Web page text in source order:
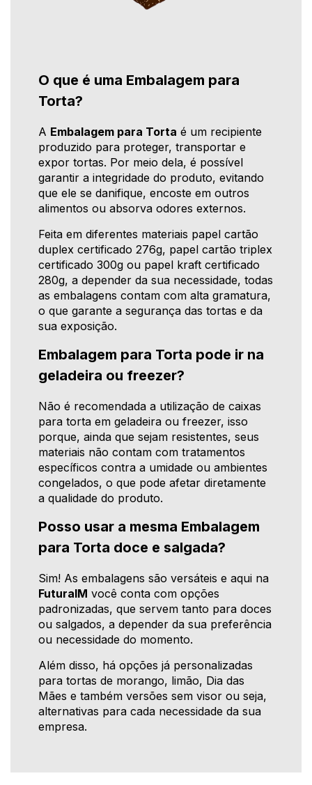
O que é uma Embalagem para
Torta?
A Embalagem para Torta é um recipiente
produzido para proteger, transportar e
expor tortas. Por meio dela, é possível
garantir a integridade do produto, evitando
que ele se danifique, encoste em outros
alimentos ou absorva odores externos.
Feita em diferentes materiais papel cartão
duplex certificado 276g, papel cartão triplex
certificado 300g ou papel kraft certificado
280g, a depender da sua necessidade, todas
as embalagens contam com alta gramatura,
o que garante a segurança das tortas e da
sua exposição.
Embalagem para Torta pode ir na
geladeira ou freezer?
Não é recomendada a utilização de caixas
para torta em geladeira ou freezer, isso
porque, ainda que sejam resistentes, seus
materiais não contam com tratamentos
específicos contra a umidade ou ambientes
congelados, o que pode afetar diretamente
a qualidade do produto.
Posso usar a mesma Embalagem
para Torta doce e salgada?
Sim! As embalagens são versáteis e aqui na
FuturaIM você conta com opções
padronizadas, que servem tanto para doces
ou salgados, a depender da sua preferência
ou necessidade do momento.
Além disso, há opções já personalizadas
para tortas de morango, limão, Dia das
Mães e também versões sem visor ou seja,
alternativas para cada necessidade da sua
empresa.